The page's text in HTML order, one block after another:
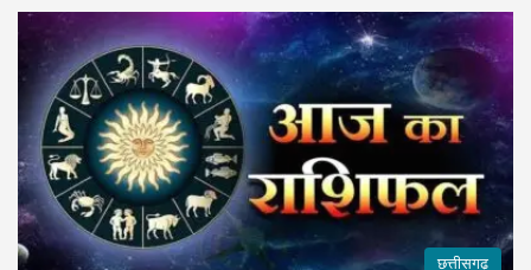
छत्तीसगढ़